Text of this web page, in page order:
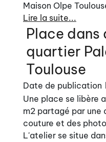
Maison Olpe
Lire la suite...
Place
quartier
Toulouse
Date de publication
Une place se libère
m2 partagé par
couture et des
L'atelier se situe